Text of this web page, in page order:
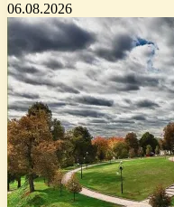
06.08.2026